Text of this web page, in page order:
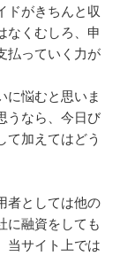
ドがきちんと収
なくむしろ、申
払っていく力が
に悩むと思いま
うなら、今日び
て加えてはどう
者としては他の
に融資をしても
当サイト上では